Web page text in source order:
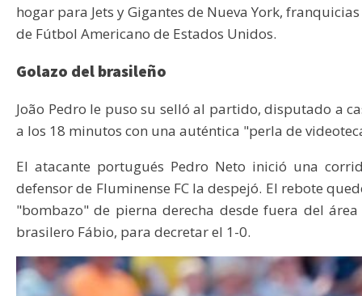
hogar para Jets y Gigantes de Nueva York,
de Fútbol Americano de Estados Unidos.
Golazo del brasileño
João Pedro le puso su selló al partido, disputado a
a los 18 minutos con una auténtica "perla de
El atacante portugués Pedro Neto inició una
defensor de Fluminense FC la despejó. El rebote
"bombazo" de pierna derecha desde fuera del
brasilero Fábio, para decretar el 1-0.